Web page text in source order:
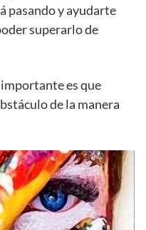
pasando y ayudarte
superarlo de
es que
de la manera